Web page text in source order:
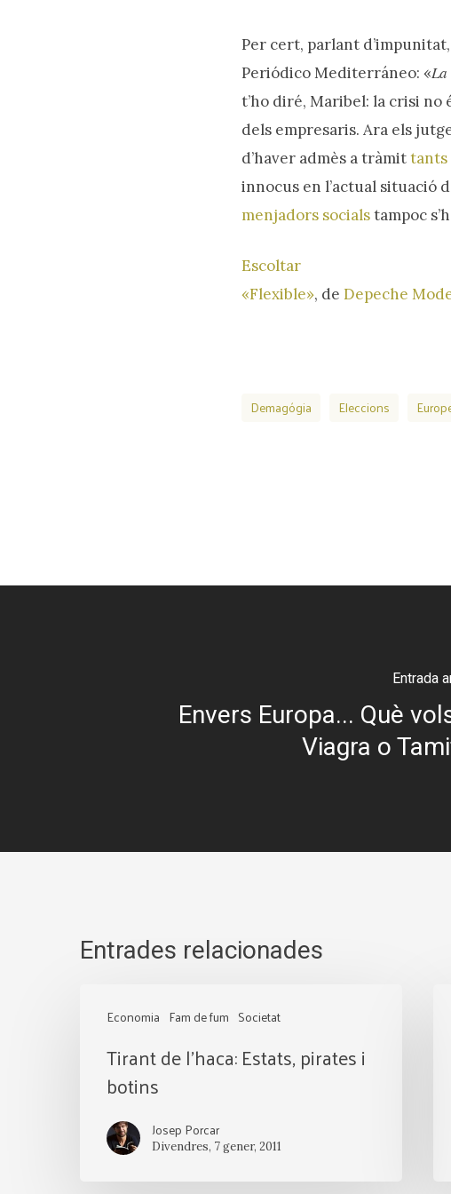
Per cert, parlant
Periódico Mediterráneo: «
t’ho diré, Maribel: la crisi no
dels empresaris. Ara els
d’haver admès a tràmittants
innocus en l’actual situació
menjadors socialstampoc
Escoltar
«Flexible», de Depeche
Demagógia Eleccions
Entrada
Envers Europa... Què
Viagra o
Entrades relacionades
Economia Fam de fum Societat
l’haca:
Estats,
Tirant de l’haca: Estats, pirates i
botins
Josep Porcar
Divendres, 7 gener, 2011